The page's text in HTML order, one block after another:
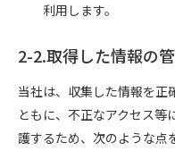
利用します。
2-2.取得した情報の
当社は、収集した情報を正
ともに、不正なアクセス等
護するため、次のような点